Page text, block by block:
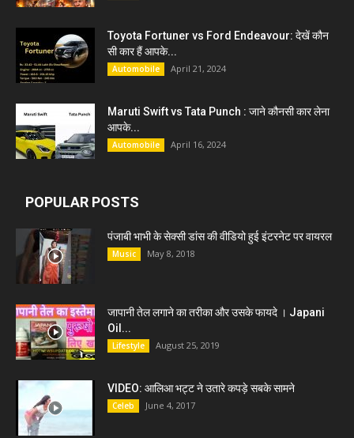
Toyota Fortuner vs Ford Endeavour: देखें कौन
सी कार हैं आपके...
Automobile April 21, 2024
Maruti Swift vs Tata Punch : जाने कौनसी कार लेना
आपके...
Automobile April 16, 2024
POPULAR POSTS
पंजाबी भाभी के सेक्सी डांस की वीडियो हुई इंटरनेट पर वायरल
Music May 8, 2018
जापानी तेल लगाने का तरीका और उसके फायदे । Japani
Oil...
Lifestyle August 25, 2019
VIDEO: आलिआ भट्ट ने उतारे कपड़े सबके सामने
Celeb June 4, 2017